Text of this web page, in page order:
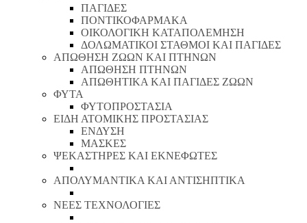
ΠΑΓΙΔΕΣ
ΠΟΝΤΙΚΟΦΑΡΜΑΚΑ
ΟΙΚΟΛΟΓΙΚΗ ΚΑΤΑΠΟΛΕΜΗΣΗ
ΔΟΛΩΜΑΤΙΚΟΙ ΣΤΑΘΜΟΙ ΚΑΙ ΠΑΓΙΔΕΣ
ΑΠΩΘΗΣΗ ΖΩΩΝ ΚΑΙ ΠΤΗΝΩΝ
ΑΠΩΘΗΣΗ ΠΤΗΝΩΝ
ΑΠΩΘΗΤΙΚΑ ΚΑΙ ΠΑΓΙΔΕΣ ΖΩΩΝ
ΦΥΤΑ
ΦΥΤΟΠΡΟΣΤΑΣΙΑ
ΕΙΔΗ ΑΤΟΜΙΚΗΣ ΠΡΟΣΤΑΣΙΑΣ
ΕΝΔΥΣΗ
ΜΑΣΚΕΣ
ΨΕΚΑΣΤΗΡΕΣ ΚΑΙ ΕΚΝΕΦΩΤΕΣ
ΑΠΟΛΥΜΑΝΤΙΚΑ ΚΑΙ ΑΝΤΙΣΗΠΤΙΚΑ
ΝΕΕΣ ΤΕΧΝΟΛΟΓΙΕΣ